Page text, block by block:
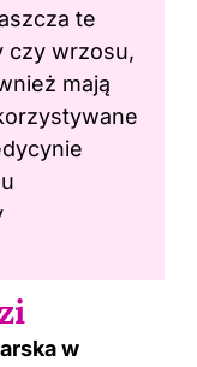
te
czy wrzosu,
mają
w